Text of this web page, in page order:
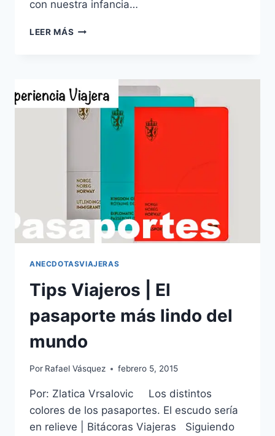
con nuestra infancia…
LEER MÁS ROMA
DE
GEPETTO
ANECDOTASVIAJERAS
Tips Viajeros | El
pasaporte más lindo del
mundo
Por Rafael Vásquez febrero 5, 2015
Por: Zlatica Vrsalovic Los distintos
colores de los pasaportes. El escudo sería
en relieve | Bitácoras Viajeras Siguiendo